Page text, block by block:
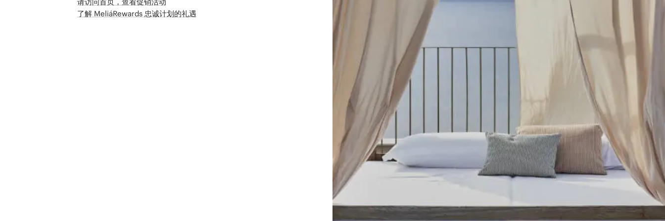
了解 MeliáRewards 忠诚计划的礼遇